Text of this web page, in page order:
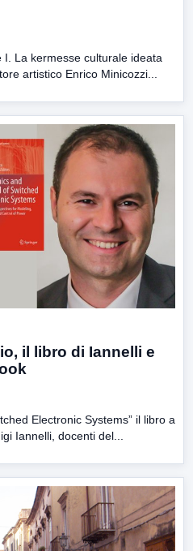
La kermesse culturale ideata
artistico Enrico Minicozzi...
il libro di Iannelli e
Electronic Systems” il libro a
Iannelli, docenti del...